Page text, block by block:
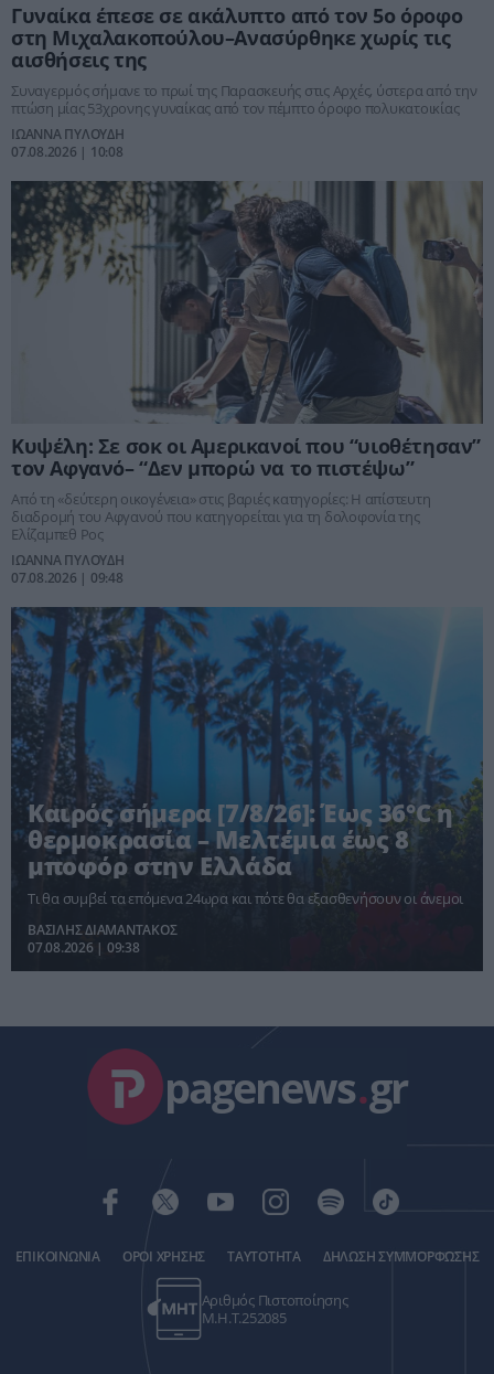
Γυναίκα έπεσε σε ακάλυπτο από τον 5ο όροφο
στη Μιχαλακοπούλου–Ανασύρθηκε χωρίς τις
αισθήσεις της
Συναγερμός σήμανε το πρωί της Παρασκευής στις Αρχές, ύστερα από την
πτώση μίας 53χρονης γυναίκας από τον πέμπτο όροφο πολυκατοικίας
ΙΩΑΝΝΑ ΠΥΛΟΥΔΗ
07.08.2026 | 10:08
Κυψέλη: Σε σοκ οι Αμερικανοί που “υιοθέτησαν”
τον Αφγανό– “Δεν μπορώ να το πιστέψω”
Από τη «δεύτερη οικογένεια» στις βαριές κατηγορίες: Η απίστευτη
διαδρομή του Αφγανού που κατηγορείται για τη δολοφονία της
Ελίζαμπεθ Ρος
ΙΩΑΝΝΑ ΠΥΛΟΥΔΗ
07.08.2026 | 09:48
Καιρός σήμερα [7/8/26]: Έως 36°C η
θερμοκρασία – Μελτέμια έως 8
μποφόρ στην Ελλάδα
Τι θα συμβεί τα επόμενα 24ωρα και πότε θα εξασθενήσουν οι άνεμοι
ΒΑΣΙΛΗΣ ΔΙΑΜΑΝΤΑΚΟΣ
07.08.2026 | 09:38
pagenews.gr
ΕΠΙΚΟΙΝΩΝΙΑ ΟΡΟΙ ΧΡΗΣΗΣ ΤΑΥΤΟΤΗΤΑ ΔΗΛΩΣΗ ΣΥΜΜΟΡΦΩΣΗΣ
Αριθμός Πιστοποίησης
Μ.Η.Τ.252085